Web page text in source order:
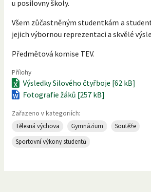
u posilovny školy.
Všem zůčastněným studentkám a
jejich výbornou reprezentaci a skvělé
Předmětová komise TEV.
Přílohy
Výsledky Silového čtyřboje [62 kB]
Fotografie žáků [257 kB]
Zařazeno v kategoriích:
Tělesná výchova Gymnázium
Soutěže
Sportovní výkony studentů